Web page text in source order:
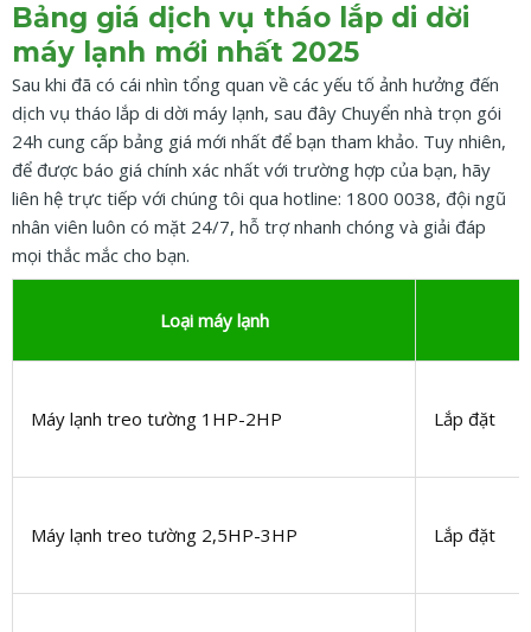
Bảng giá dịch vụ tháo lắp di dời
máy lạnh mới nhất 2025
Sau khi đã có cái nhìn tổng quan về các yếu tố ảnh hưởng đến
dịch vụ tháo lắp di dời máy lạnh, sau đây Chuyển nhà trọn gói
24h cung cấp bảng giá mới nhất để bạn tham khảo. Tuy nhiên,
để được báo giá chính xác nhất với trường hợp của bạn, hãy
liên hệ trực tiếp với chúng tôi qua hotline: 1800 0038, đội ngũ
nhân viên luôn có mặt 24/7, hỗ trợ nhanh chóng và giải đáp
mọi thắc mắc cho bạn.
Loại máy lạnh
Máy lạnh treo tường 1HP-2HP Lắp đặt
Máy lạnh treo tường 2,5HP-3HP Lắp đặt